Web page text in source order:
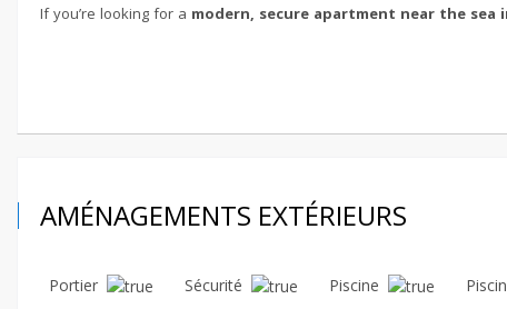
If you’re looking for a modern, secure apartment near the sea
AMÉNAGEMENTS EXTÉRIEURS
Portier Sécurité Piscine